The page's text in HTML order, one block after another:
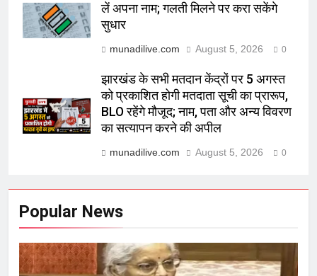
लें अपना नाम; गलती मिलने पर करा सकेंगे
सुधार
munadilive.com August 5, 2026 0
झारखंड के सभी मतदान केंद्रों पर 5 अगस्त
को प्रकाशित होगी मतदाता सूची का प्रारूप,
BLO रहेंगे मौजूद; नाम, पता और अन्य विवरण
का सत्यापन करने की अपील
munadilive.com August 5, 2026 0
Popular News